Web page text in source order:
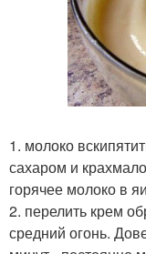
1. молоко
сахаром и
горячее молоко в
2. перелить крем
средний огонь.